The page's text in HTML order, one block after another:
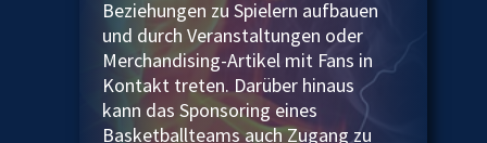
Beziehungen zu Spielern aufbauen
und durch Veranstaltungen oder
Merchandising-Artikel mit Fans in
Kontakt treten. Darüber hinaus
kann das Sponsoring eines
Basketballteams auch Zugang zu